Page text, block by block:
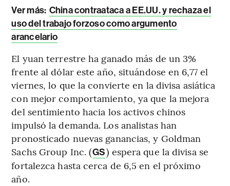
Ver más: China contraataca a EE.UU. y rechaza el
uso del trabajo forzoso como argumento
arancelario
El yuan terrestre ha ganado más de un 3%
frente al dólar este año, situándose en 6,77 el
viernes, lo que la convierte en la divisa asiática
con mejor comportamiento, ya que la mejora
del sentimiento hacia los activos chinos
impulsó la demanda. Los analistas han
pronosticado nuevas ganancias, y Goldman
Sachs Group Inc. (GS) espera que la divisa se
fortalezca hasta cerca de 6,5 en el próximo
año.